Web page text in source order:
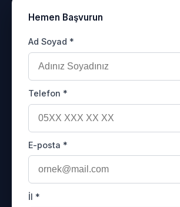
Hemen Başvurun
Ad Soyad *
Telefon *
E-posta *
İl *